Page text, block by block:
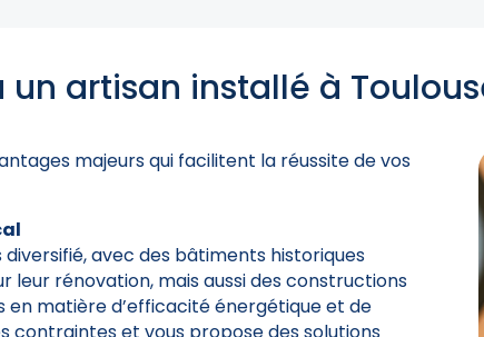
artisan installé à
majeurs qui facilitent la réussite de vos
avec des bâtiments historiques
rénovation, mais aussi des constructions
en matière d’efficacité énergétique et de
contraintes et vous propose des solutions